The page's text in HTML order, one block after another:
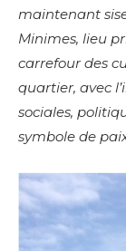
maintenant
Minimes, lieu
carrefour des
quartier, avec
sociales,
symbole de